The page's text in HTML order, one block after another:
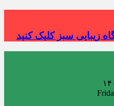
سبز کلیک کنید